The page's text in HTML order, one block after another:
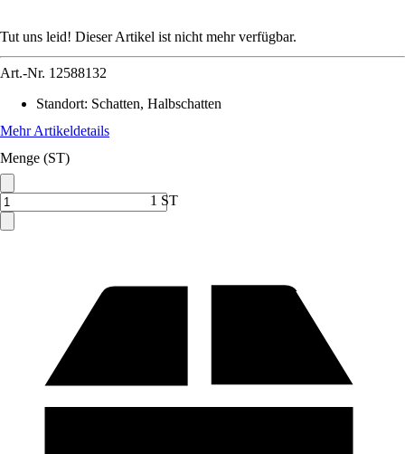
Tut uns leid! Dieser Artikel ist nicht mehr verfügbar.
Art.-Nr. 12588132
Standort: Schatten, Halbschatten
Mehr Artikeldetails
Menge (ST)
1 ST